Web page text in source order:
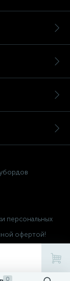
0
персональных
офертой!